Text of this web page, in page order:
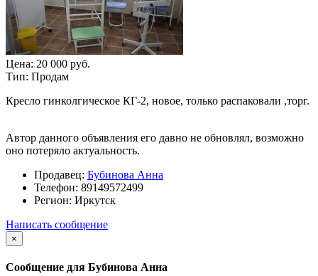
Цена: 20 000 руб.
Тип: Продам
Кресло гинколгическое КГ-2, новое, только распаковали ,торг.
Автор данного объявления его давно не обновлял, возможно
оно потеряло актуальность.
Продавец: Бубинова Анна
Телефон: 89149572499
Регион: Иркутск
Написать сообщение
×
Сообщение для Бубинова Анна